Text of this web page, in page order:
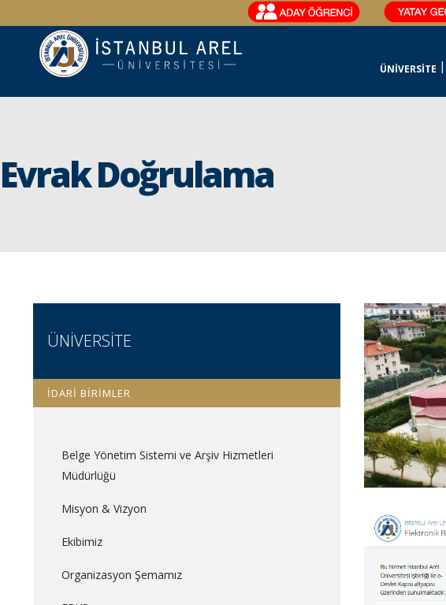
ÜNİVERSİTE
Evrak Doğrulama
ÜNİVERSİTE
İDARİ BİRİMLER
Belge Yönetim Sistemi ve Arşiv Hizmetleri
Müdürlüğü
Misyon & Vizyon
Ekibimiz
Organizasyon Şemamız